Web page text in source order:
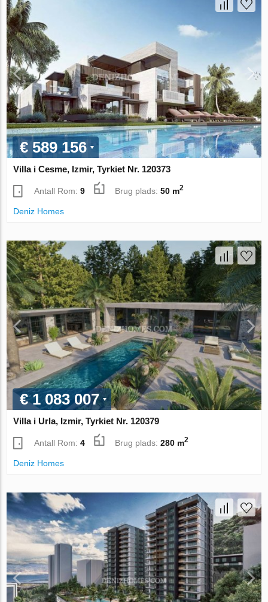
€ 589 156
Villa i Cesme, Izmir, Tyrkiet Nr. 120373
Antall Rom:9 Brug plads:50 m2
Deniz Homes
€ 1 083 007
Villa i Urla, Izmir, Tyrkiet Nr. 120379
Antall Rom:4 Brug plads:280 m2
Deniz Homes